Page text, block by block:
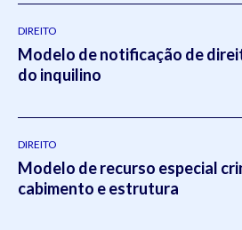
DIREITO
Modelo de notificação de
do inquilino
DIREITO
Modelo de recurso especial
cabimento e estrutura